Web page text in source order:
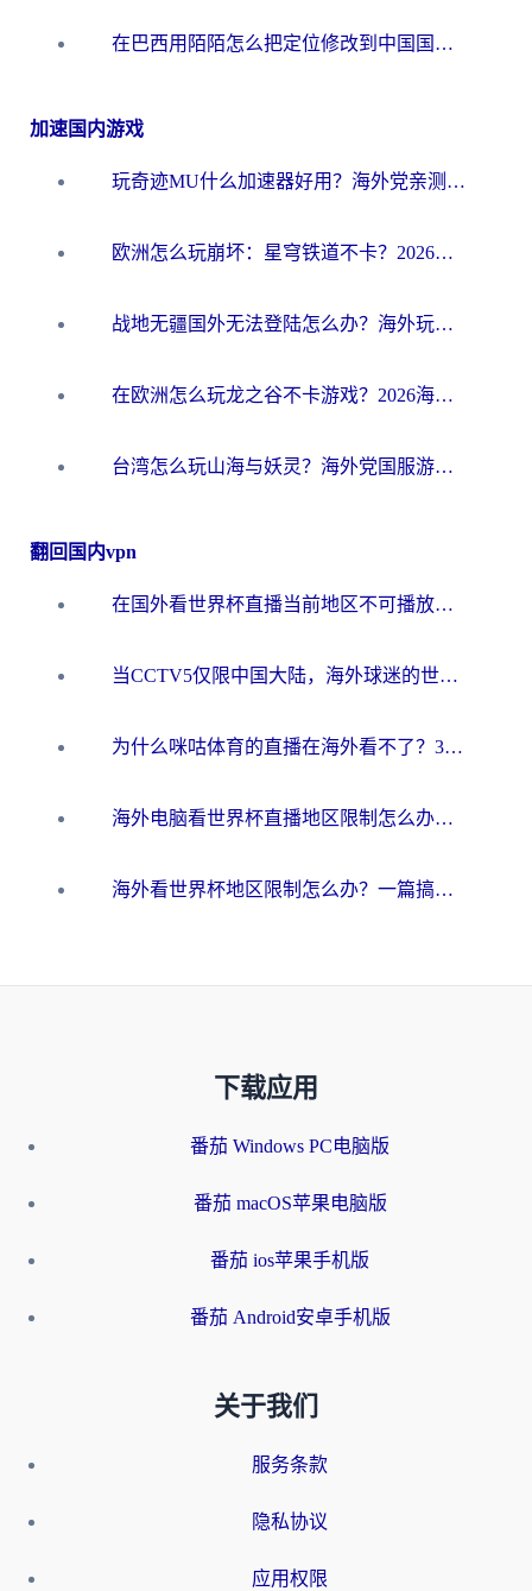
在巴西用陌陌怎么把定位修改到中国国内？海外党必看的回国加速全攻略
加速国内游戏
玩奇迹MU什么加速器好用？海外党亲测：这款加速器让你告别延迟卡顿！
欧洲怎么玩崩坏：星穹铁道不卡？2026海外玩家国服游戏加速器终极攻略
战地无疆国外无法登陆怎么办？海外玩家国服畅玩终极指南（附欧服魔兽EVE加速方案）
在欧洲怎么玩龙之谷不卡游戏？2026海外党国服游戏加速全攻略
台湾怎么玩山海与妖灵？海外党国服游戏加速全攻略，告别延迟卡顿
翻回国内vpn
在国外看世界杯直播当前地区不可播放？海外党必看的回国加速全攻略
当CCTV5仅限中国大陆，海外球迷的世界杯狂欢如何继续？
为什么咪咕体育的直播在海外看不了？3步解决海外看世界杯+抖音地区限制难题
海外电脑看世界杯直播地区限制怎么办？你需要一个聪明的加速器
海外看世界杯地区限制怎么办？一篇搞定咪咕视频播放+国内资源无缝访问指南
下载应用
番茄 Windows PC电脑版
番茄 macOS苹果电脑版
番茄 ios苹果手机版
番茄 Android安卓手机版
关于我们
服务条款
隐私协议
应用权限